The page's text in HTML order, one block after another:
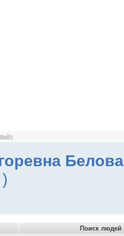
Белова
Поиск людей